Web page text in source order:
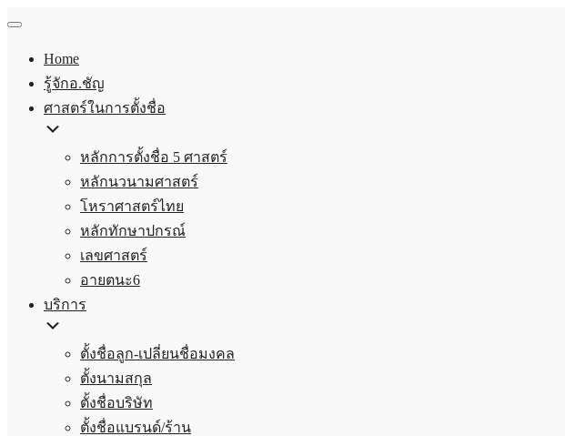
Home
รู้จักอ.ชัญ
ศาสตร์ในการตั้งชื่อ
หลักการตั้งชื่อ 5 ศาสตร์
หลักนวนามศาสตร์
โหราศาสตร์ไทย
หลักทักษาปกรณ์
เลขศาสตร์
อายตนะ6
บริการ
ตั้งชื่อลูก-เปลี่ยนชื่อมงคล
ตั้งนามสกุล
ตั้งชื่อบริษัท
ตั้งชื่อแบรนด์/ร้าน